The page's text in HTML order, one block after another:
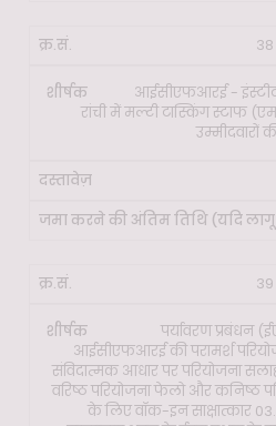
38
आईसीएफआरई -
रांची में मल्टी टास्किंग स्टाफ
उम्मीदवारों
39
पर्यावरण प्रबंधन
आईसीएफआरई की परामर्श
संविदात्मक आधार पर परियोजना
वरिष्ठ परियोजना फेलो और कनिष्ठ
के लिए वॉक-इन साक्षात्कार